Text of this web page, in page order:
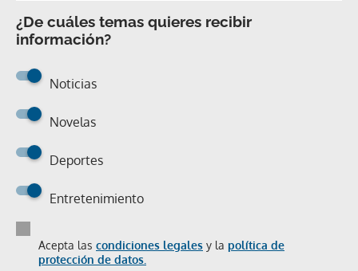
¿De cuáles temas quieres recibir
información?
Noticias
Novelas
Deportes
Entretenimiento
Acepta las condiciones legales y la política de
protección de datos.